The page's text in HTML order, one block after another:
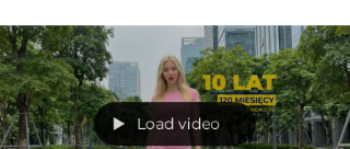
majątku – zabezpieczenie wpisujemy
wyłącznie w Dziale IV Księgi Wieczystej.
Omiń procedury bankowe, uzyskaj
kapitał i odbierz decyzję finansową w 120
minut.
Load video